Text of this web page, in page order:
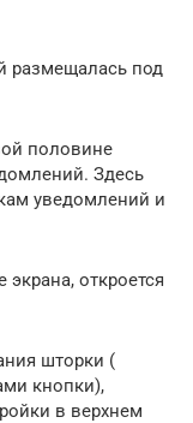
размещалась под
половине
Здесь
уведомлений и
откроется
шторки (
кнопки),
в верхнем